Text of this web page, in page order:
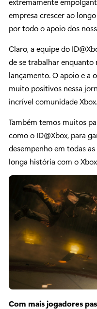
empresa crescer ao
por todo o apoio dos
Claro, a equipe do
de se trabalhar enquanto
lançamento. O apoio e a
muito positivos nessa
incrível comunidade Xbox.
Também temos muitos
como o ID@Xbox, para
desempenho em todas
longa história com o
Com mais jogadores